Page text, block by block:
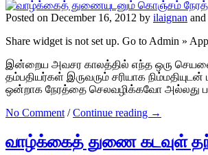
Posted on December 16, 2012 by ilaignan
Share widget is not set up. Go to Admin »
இன்றைய அவசர காலத்தில் எந்த ஒரு
தம்பதியர்கள் இருவரும் சரியாக
ஒன்றாக நேரத்தை செலவழிக்கவோ அல்லது
No Comment /Continue reading →
வாழ்க்கைத் துணை கடவுள்